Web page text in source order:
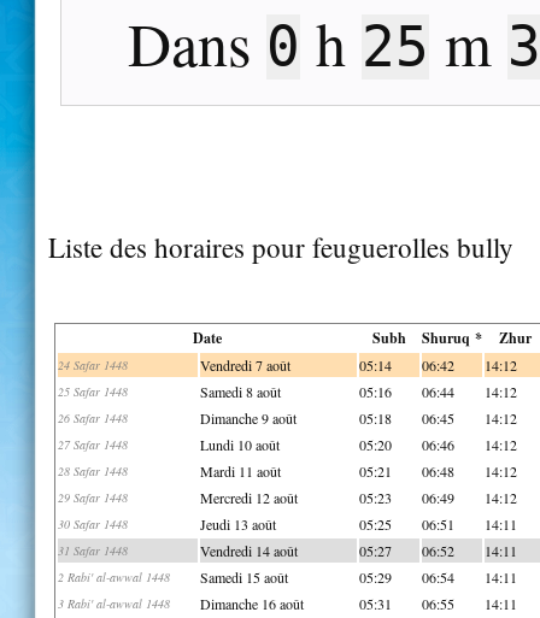
Dans 0 h 25 m
Liste des horaires pour feuguerolles bully
Date Subh Shuruq * Zhur
24 Safar 1448 Vendredi 7 août 05:14 06:42 14:12
25 Safar 1448 Samedi 8 août 05:16 06:44 14:12
26 Safar 1448 Dimanche 9 août 05:18 06:45 14:12
27 Safar 1448 Lundi 10 août 05:20 06:46 14:12
28 Safar 1448 Mardi 11 août 05:21 06:48 14:12
29 Safar 1448 Mercredi 12 août 05:23 06:49 14:12
30 Safar 1448 Jeudi 13 août 05:25 06:51 14:11
31 Safar 1448 Vendredi 14 août 05:27 06:52 14:11
2 Rabi' al-awwal 1448 Samedi 15 août 05:29 06:54 14:11
3 Rabi' al-awwal 1448 Dimanche 16 août 05:31 06:55 14:11